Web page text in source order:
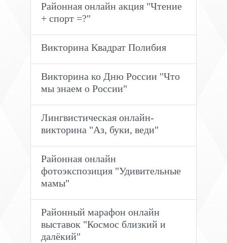
Районная онлайн акция "Чтение
+ спорт =?"
Викторина Квадрат Полибия
Викторина ко Дню России "Что
мы знаем о России"
Лингвистическая онлайн-
викторина "Аз, буки, веди"
Районная онлайн
фотоэкспозиция "Удивительные
мамы"
Районный марафон онлайн
выставок "Космос близкий и
далёкий"